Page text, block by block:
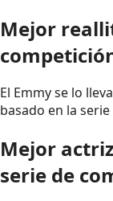
Mejor
El Emmy se lo
basado en la
Mejor
serie de